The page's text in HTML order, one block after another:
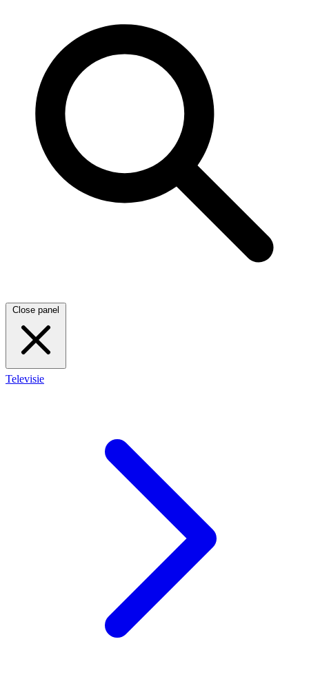
Close panel
Televisie